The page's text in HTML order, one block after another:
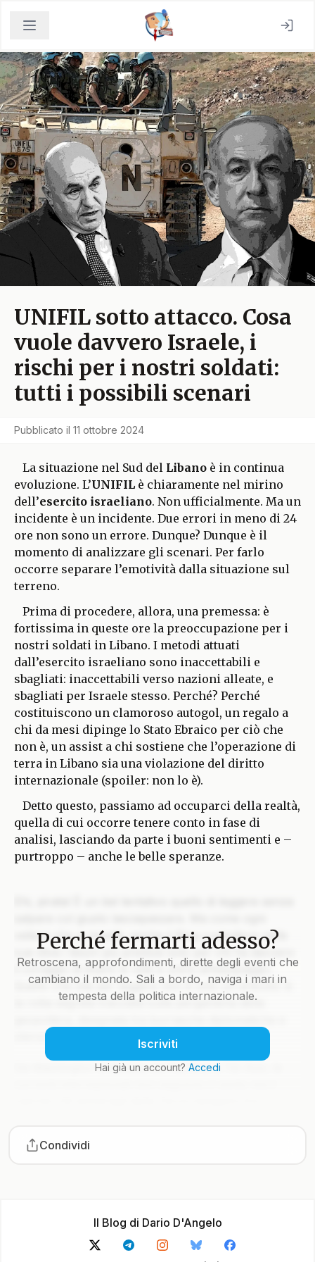
UNIFIL sotto attacco. Cosa
vuole davvero Israele, i
rischi per i nostri soldati:
tutti i possibili scenari
Pubblicato il 11 ottobre 2024
La situazione nel Sud del Libano è in continua
evoluzione. L’UNIFIL è chiaramente nel mirino
dell’esercito israeliano. Non ufficialmente. Ma un
incidente è un incidente. Due errori in meno di 24
ore non sono un errore. Dunque? Dunque è il
momento di analizzare gli scenari. Per farlo
occorre separare l’emotività dalla situazione sul
terreno.
Prima di procedere, allora, una premessa: è
fortissima in queste ore la preoccupazione per i
nostri soldati in Libano. I metodi attuati
dall’esercito israeliano sono inaccettabili e
sbagliati: inaccettabili verso nazioni alleate, e
sbagliati per Israele stesso. Perché? Perché
costituiscono un clamoroso autogol, un regalo a
chi da mesi dipinge lo Stato Ebraico per ciò che
non è, un assist a chi sostiene che l’operazione di
terra in Libano sia una violazione del diritto
internazionale (spoiler: non lo è).
Detto questo, passiamo ad occuparci della realtà,
quella di cui occorre tenere conto in fase di
analisi, lasciando da parte i buoni sentimenti e –
purtroppo – anche le belle speranze.
veliero che si rispetti, anche il Blog custodisce nelle
sue stive i tesori più preziosi solo per chi ha davvero
il coraggio di issare le vele e unirsi all’equipaggio.
Quello che stai per leggere non è solo un articolo: è
la rotta segreta tracciata sulla pergamena della
silenzi che parlano più di mille colpi di cannone.
Da Washington a Mosca, da Pechino a Tel Aviv, le
editoriale, non ci accontentiamo di tracciare una rotta
Ora tocca a te decidere se restare alla deriva o salire
a bordo. Il ponte è scivoloso, ma ogni parola che ti
Perché fermarti adesso?
Retroscena, approfondimenti, dirette degli eventi che
cambiano il mondo. Sali a bordo, naviga i mari in
tempesta della politica internazionale.
Iscriviti
Hai già un account? Accedi
Condividi
Il Blog di Dario D'Angelo